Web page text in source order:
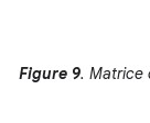
Figure 9. Matrice